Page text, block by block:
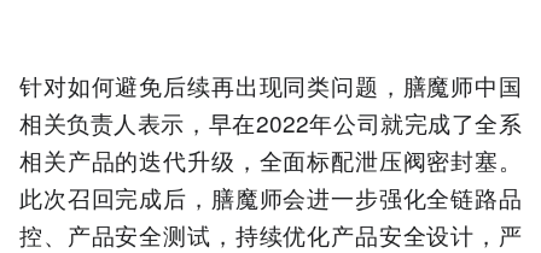
针对如何避免后续再出现同类问题，膳魔师中国
相关负责人表示，早在2022年公司就完成了全系
相关产品的迭代升级，全面标配泄压阀密封塞。
此次召回完成后，膳魔师会进一步强化全链路品
控、产品安全测试，持续优化产品安全设计，严